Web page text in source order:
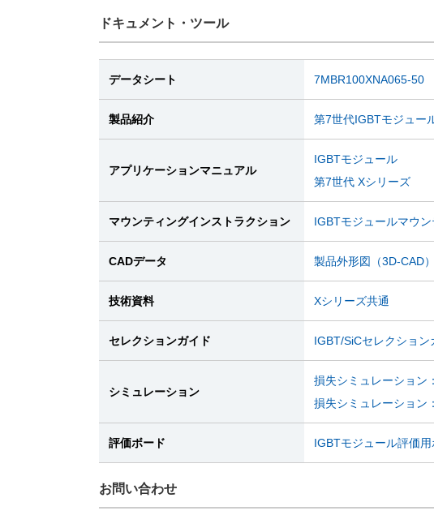
ドキュメント・ツール
データシート 7MBR100XNA065-50
製品紹介 第7世代IGBTモジュー
アプリケーションマニュアル
IGBTモジュール
第7世代 Xシリーズ
マウンティングインストラクション IGBTモジュールマウ
CADデータ 製品外形図（3D-CAD）
技術資料 Xシリーズ共通
セレクションガイド IGBT/SiCセレクション
シミュレーション
損失シミュレーション
損失シミュレーション
評価ボード IGBTモジュール評価用
お問い合わせ